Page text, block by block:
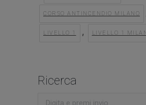
CORSO ANTINCENDIO MILANO
LIVELLO 1 , LIVELLO 1
Ricerca
Cerca: